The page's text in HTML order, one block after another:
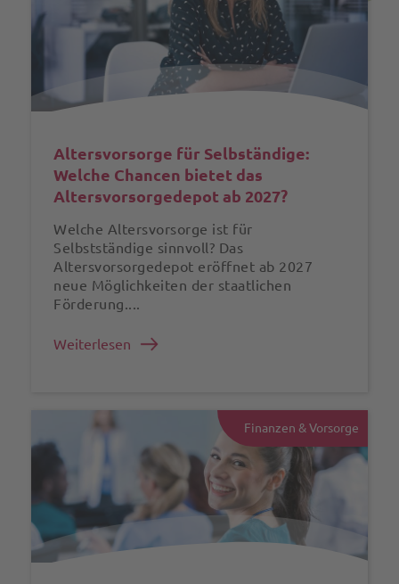
Altersvorsorge für Selbständige:
Welche Chancen bietet das
Altersvorsorgedepot ab 2027?
Welche Altersvorsorge ist für
Selbstständige sinnvoll? Das
Altersvorsorgedepot eröffnet ab 2027
neue Möglichkeiten der staatlichen
Förderung....
Weiterlesen
Finanzen & Vorsorge